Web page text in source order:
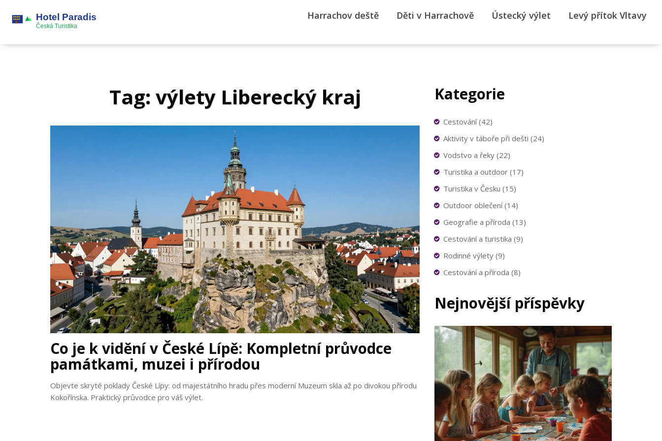
Harrachov deště Děti v Harrachově Ústecký výlet Levý přítok Vltavy
Tag: výlety Liberecký kraj
Co je k vidění v České Lípě: Kompletní průvodce
památkami, muzei i přírodou
Objevte skryté poklady České Lípy: od majestátního hradu přes moderní Muzeum skla až po divokou přírodu
Kokořínska. Praktický průvodce pro váš výlet.
Kategorie
Cestování(42)
Aktivity v táboře při dešti (24)
Vodstvo a řeky (22)
Turistika a outdoor (17)
Turistika v Česku (15)
Outdoor oblečení(14)
Geografie a příroda (13)
Cestování a turistika (9)
Rodinné výlety (9)
Cestování a příroda (8)
Nejnovější příspěvky